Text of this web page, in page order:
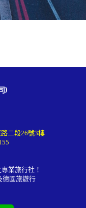
)
二段26號3樓
業旅行社！
德國旅遊行